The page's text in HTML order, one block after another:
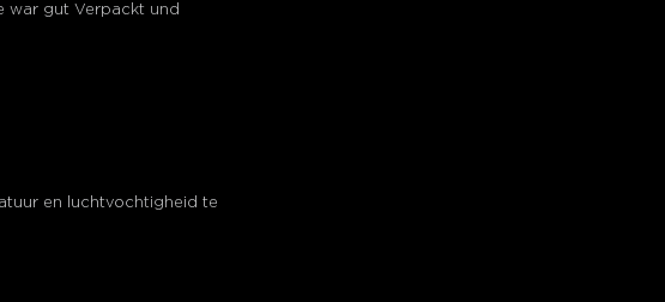
war gut Verpackt und
en luchtvochtigheid te